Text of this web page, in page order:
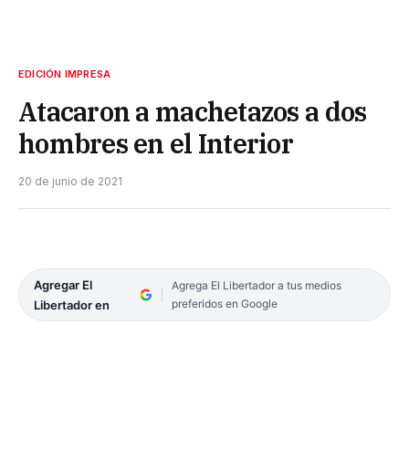
EDICIÓN IMPRESA
Atacaron a machetazos a dos
hombres en el Interior
20 de junio de 2021
Agregar El
Libertador en
Agrega El Libertador a tus medios
preferidos en Google